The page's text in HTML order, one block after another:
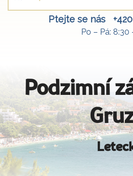
Ptejte se nás
Po – Pá: 8:30
Podzimní